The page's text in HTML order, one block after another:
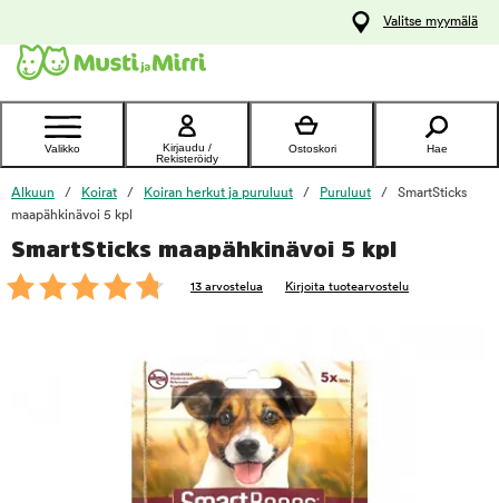
Ota yhteyttä
asiakaspalveluun
Valitse myymälä
Valikko
Kirjaudu /
Rekisteröidy
Ostoskori Hae
Alkuun Koirat Koiran herkut ja puruluut Puruluut
SmartSticks
maapähkinävoi 5 kpl
SmartSticks maapähkinävoi 5 kpl
13 arvostelua Kirjoita tuotearvostelu
foo